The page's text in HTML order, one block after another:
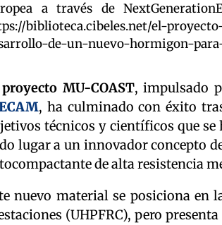
a través de
biblioteca.cibeles.net/el-
de-un-nuevo-hormigon-
proyecto MU-COAST, impulsado
, ha culminado con éxito
técnicos y científicos que
lugar a un innovador concepto
de alta resistencia
nuevo material se posiciona en
(UHPFRC), pero